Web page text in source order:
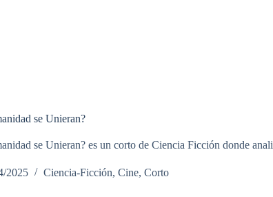
se Unieran?
se Unieran? es un corto de Ciencia Ficción donde
2025 Ciencia-Ficción, Cine, Corto